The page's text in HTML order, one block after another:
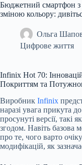
Бюджетний смартфон
зміною кольору:
Ольга
Цифрове життя
Infinix Hot 70:
Покриттям та
Виробник Infinix
наразі увага прикута
просунуті версії, такі
згодом. Навіть базова
про те, чого варто
модифікацій, як